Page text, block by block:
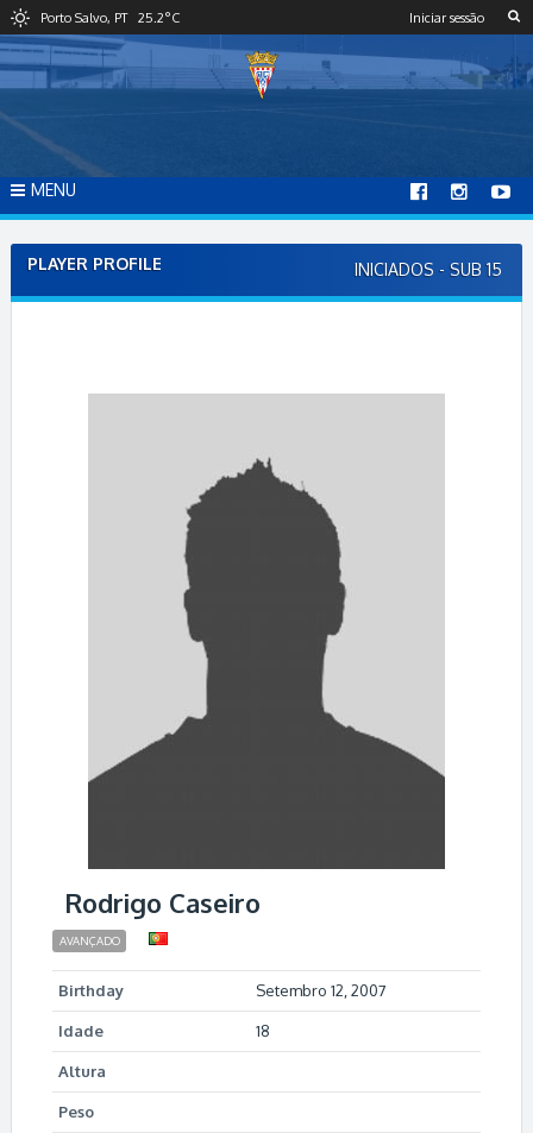
k
i
p
t
n
Porto Salvo, PT 25.2°C Iniciar sessão
MENU
PLAYER PROFILE INICIADOS - SUB 15
Rodrigo Caseiro
AVANÇADO
Birthday Setembro 12, 2007
Idade 18
Altura
Peso